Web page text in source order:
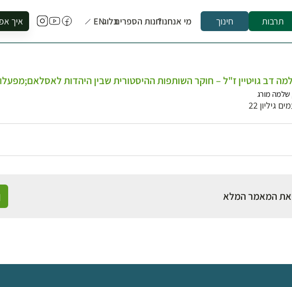
תרבות חינוך מי אנחנו?חנות הספריםבלוגEN איך
להזמין
להירשם
לקנות ספר
דב גויטיין ז"ל – חוקר השותפות ההיסטורית שבין היהדות
מורג
גיליון 22
המאמר המלא